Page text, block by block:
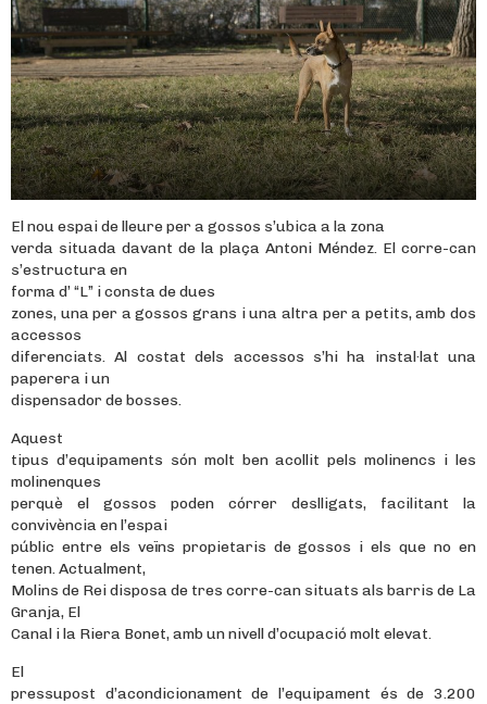
El nou espai de lleure per a gossos s’ubica a la zona
verda situada davant de la plaça Antoni Méndez. El corre-can
s’estructura en
forma d’ “L” i consta de dues
zones, una per a gossos grans i una altra per a petits, amb dos
accessos
diferenciats. Al costat dels accessos s’hi ha instal·lat una
paperera i un
dispensador de bosses.
Aquest
tipus d’equipaments són molt ben acollit pels molinencs i les
molinenques
perquè el gossos poden córrer deslligats, facilitant la
convivència en l’espai
públic entre els veïns propietaris de gossos i els que no en
tenen. Actualment,
Molins de Rei disposa de tres corre-can situats als barris de La
Granja, El
Canal i la Riera Bonet, amb un nivell d’ocupació molt elevat.
El
pressupost d’acondicionament de l’equipament és de 3.200